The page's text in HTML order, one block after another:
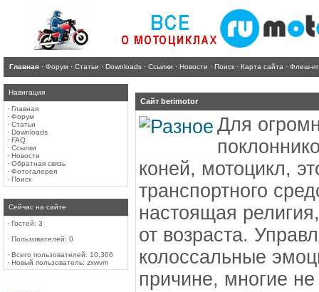
Главная · Форум · Статьи · Downloads · Ссылки · Новости · Поиск · Карта сайта · Флеш-
Навигация
· Главная
· Форум
· Статьи
· Downloads
· FAQ
· Ссылки
· Новости
· Обратная связь
· Фотогалерея
· Поиск
Сейчас на сайте
· Гостей: 3
· Пользователей: 0
· Всего пользователей: 10,366
· Новый пользователь: zxwvm
Сайт berimotor
Для
коней, мотоцикл,
транспортного
настоящая
от возраста.
колоссальные
причине, многие